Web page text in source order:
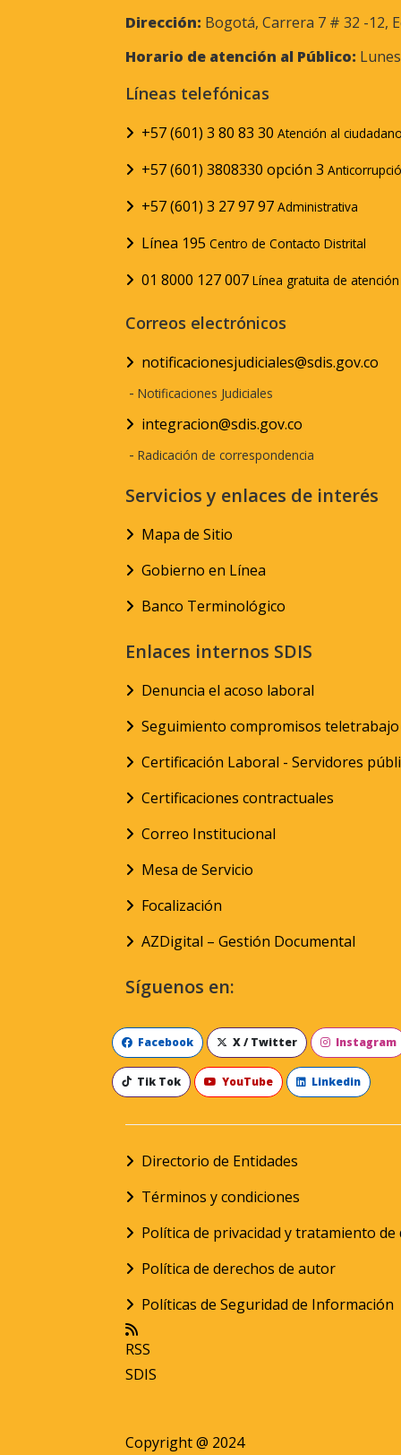
Dirección: Bogotá, Carrera 7 # 32 -12,
Horario de atención al Público:
Líneas telefónicas
+57 (601) 3 80 83 30 Atención al
+57 (601) 3808330 opción 3
+57 (601) 3 27 97 97 Administrativa
Línea 195 Centro de Contacto Distrital
01 8000 127 007 Línea gratuita de
Correos electrónicos
notificacionesjudiciales@sdis.gov.co
- Notificaciones Judiciales
integracion@sdis.gov.co
- Radicación de correspondencia
Servicios y enlaces de interés
Mapa de Sitio
Gobierno en Línea
Banco Terminológico
Enlaces internos SDIS
Denuncia el acoso laboral
Seguimiento compromisos teletrabajo
Certificación Laboral - Servidores
Certificaciones contractuales
Correo Institucional
Mesa de Servicio
Focalización
AZDigital – Gestión Documental
Síguenos en:
Facebook X / Twitter Instagram
Tik Tok YouTube Linkedin
Directorio de Entidades
Términos y condiciones
Política de privacidad y tratamiento
Política de derechos de autor
Políticas de Seguridad de Información
RSS
SDIS
Copyright @ 2024